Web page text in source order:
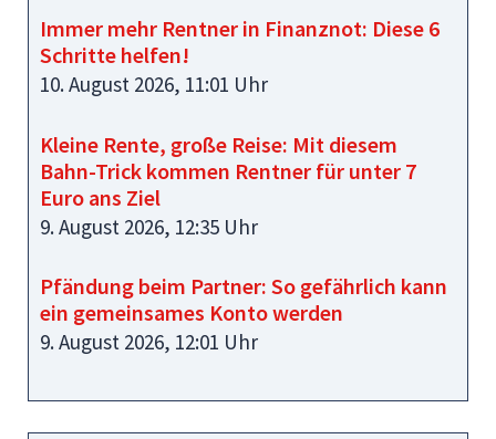
Immer mehr Rentner in Finanznot: Diese 6
Schritte helfen!
10. August 2026, 11:01 Uhr
Kleine Rente, große Reise: Mit diesem
Bahn-Trick kommen Rentner für unter 7
Euro ans Ziel
9. August 2026, 12:35 Uhr
Pfändung beim Partner: So gefährlich kann
ein gemeinsames Konto werden
9. August 2026, 12:01 Uhr